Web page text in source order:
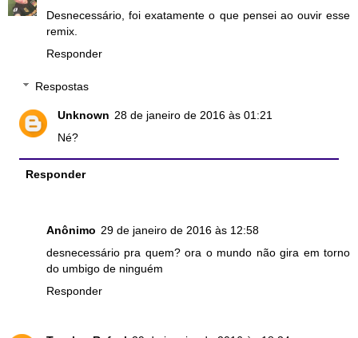
Desnecessário, foi exatamente o que pensei ao ouvir esse
remix.
Responder
Respostas
Unknown 28 de janeiro de 2016 às 01:21
Né?
Responder
Anônimo 29 de janeiro de 2016 às 12:58
desnecessário pra quem? ora o mundo não gira em torno
do umbigo de ninguém
Responder